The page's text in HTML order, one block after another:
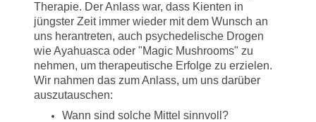
Therapie. Der Anlass war, dass Kienten in
jüngster Zeit immer wieder mit dem Wunsch an
uns herantreten, auch psychedelische Drogen
wie Ayahuasca oder "Magic Mushrooms" zu
nehmen, um therapeutische Erfolge zu erzielen.
Wir nahmen das zum Anlass, um uns darüber
auszutauschen:
Wann sind solche Mittel sinnvoll?